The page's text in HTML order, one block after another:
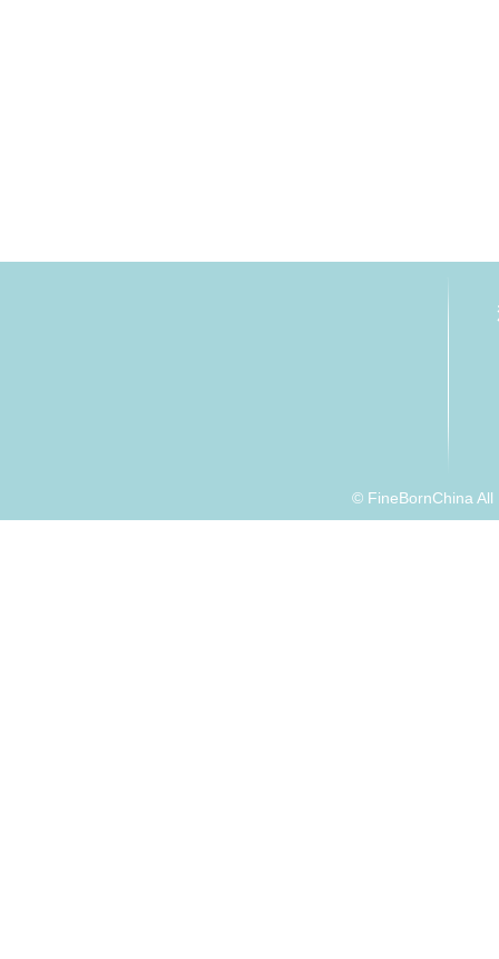
© FineBornChina